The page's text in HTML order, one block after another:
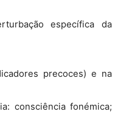
específica da
precoces) e na
consciência fonémica;